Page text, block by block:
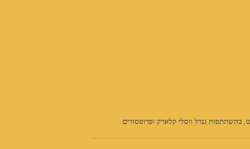
בהשתתפות גנרל ווסלי קלארק ופרופסורים